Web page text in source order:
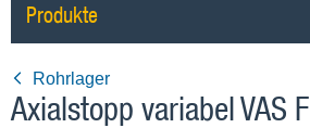
Produkte
Rohrlager
Axialstopp variabel VAS F